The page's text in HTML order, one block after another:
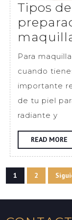
Tipos
Para
cuando
importante
de tu piel
radiante y
READ MORE
de
entradas
1 2